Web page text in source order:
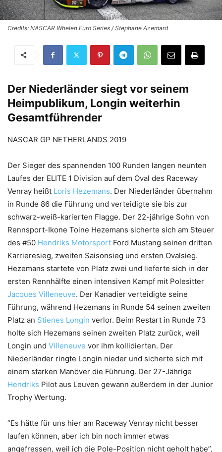
Credits: NASCAR Whelen Euro Series / Stephane Azemard
Der Niederländer siegt vor seinem
Heimpublikum, Longin weiterhin
Gesamtführender
NASCAR GP NETHERLANDS 2019
Der Sieger des spannenden 100 Runden langen neunten
Laufes der ELITE 1 Division auf dem Oval des Raceway
Venray heißt Loris Hezemans. Der Niederländer übernahm
in Runde 86 die Führung und verteidigte sie bis zur
schwarz-weiß-karierten Flagge. Der 22-jährige Sohn von
Rennsport-Ikone Toine Hezemans sicherte sich am Steuer
des #50 Hendriks Motorsport Ford Mustang seinen dritten
Karrieresieg, zweiten Saisonsieg und ersten Ovalsieg.
Hezemans startete von Platz zwei und lieferte sich in der
ersten Rennhälfte einen intensiven Kampf mit Polesitter
Jacques Villeneuve. Der Kanadier verteidigte seine
Führung, während Hezemans in Runde 54 seinen zweiten
Platz an Stienes Longin verlor. Beim Restart in Runde 73
holte sich Hezemans seinen zweiten Platz zurück, weil
Longin und Villeneuve vor ihm kollidierten. Der
Niederländer ringte Longin nieder und sicherte sich mit
einem starken Manöver die Führung. Der 27-Jährige
Hendriks Pilot aus Leuven gewann außerdem in der Junior
Trophy Wertung.
“Es hätte für uns hier am Raceway Venray nicht besser
laufen können, aber ich bin noch immer etwas
angefressen, weil ich die Pole-Position nicht geholt habe”,